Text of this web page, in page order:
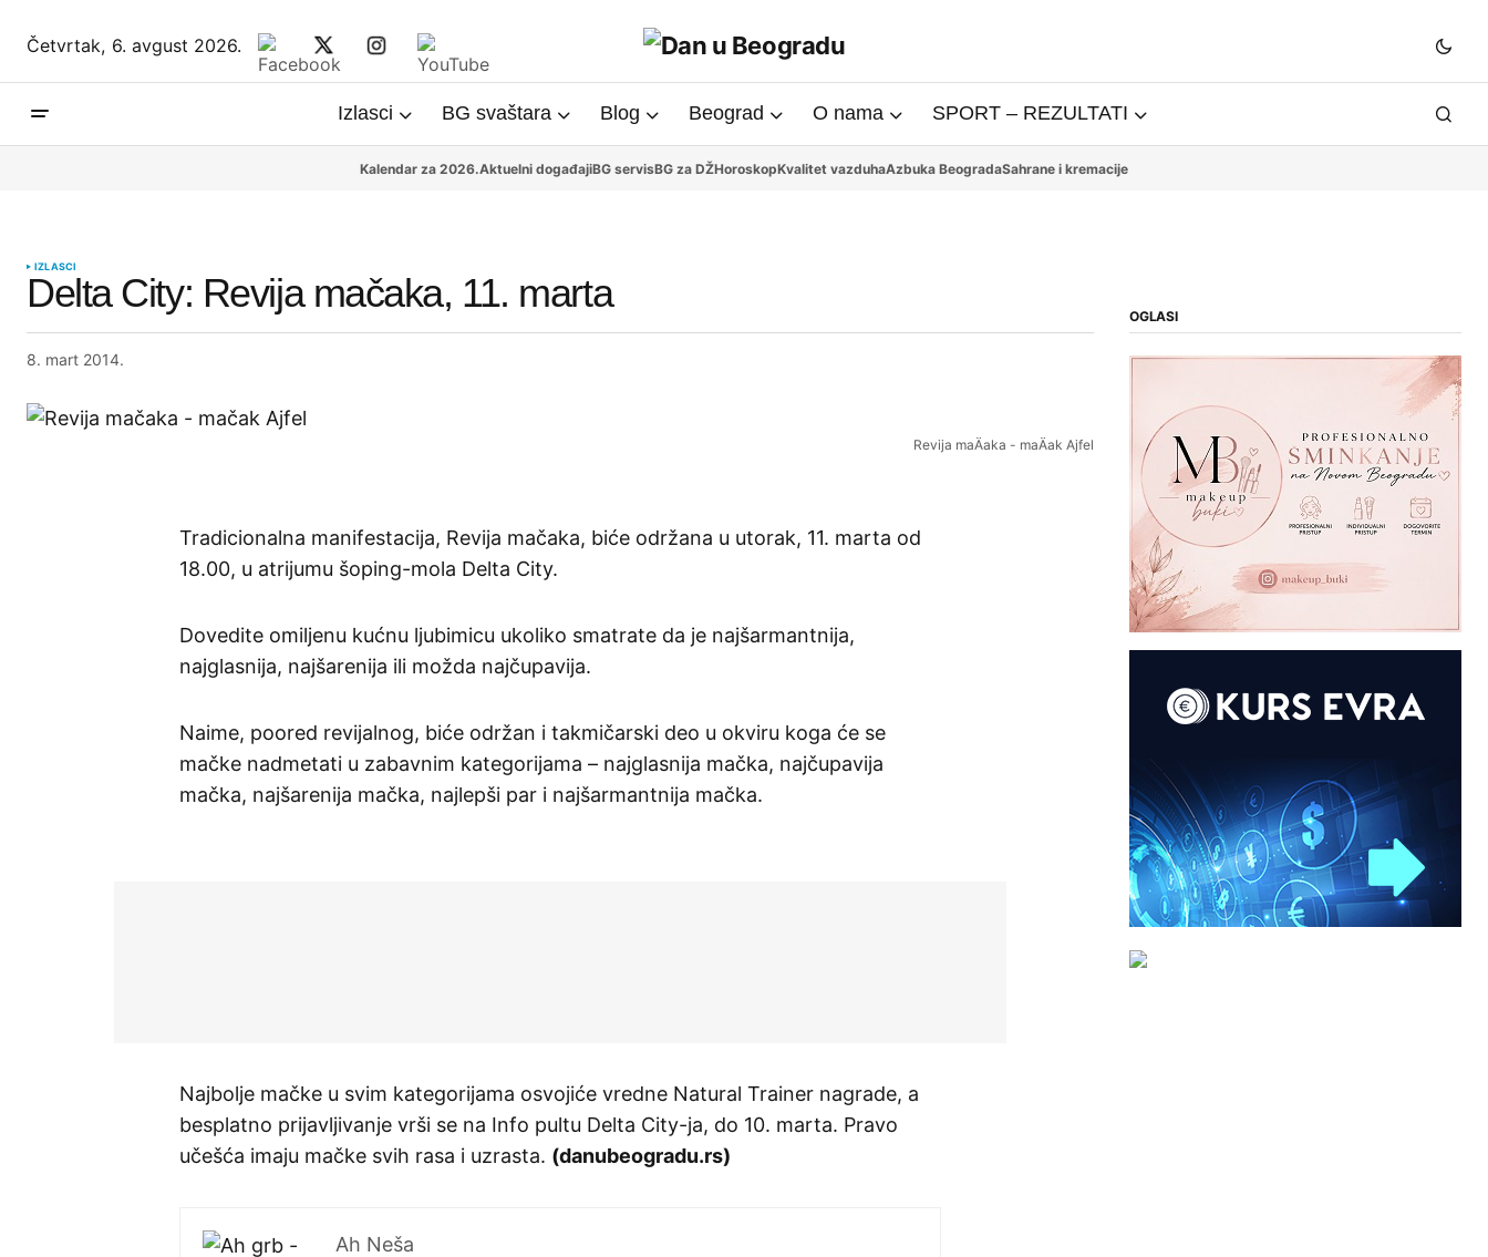
Četvrtak,6. avgust 2026.
Izlasci BG svaštara Blog Beograd O nama SPORT – REZULTATI
Kalendar za 2026.Aktuelni događajiBG servisBG za DŽHoroskopKvalitet vazduhaAzbuka BeogradaSahrane i kremacije
IZLASCI
Delta City: Revija mačaka, 11. marta
8. mart 2014.
Revija maÄaka - maÄak Ajfel
Tradicionalna manifestacija, Revija mačaka, biće održana u utorak, 11. marta od
18.00, u atrijumu šoping-mola Delta City.
Dovedite omiljenu kućnu ljubimicu ukoliko smatrate da je najšarmantnija,
najglasnija, najšarenija ili možda najčupavija.
Naime, poored revijalnog, biće održan i takmičarski deo u okviru koga će se
mačke nadmetati u zabavnim kategorijama – najglasnija mačka, najčupavija
mačka, najšarenija mačka, najlepši par i najšarmantnija mačka.
Najbolje mačke u svim kategorijama osvojiće vredne Natural Trainer nagrade, a
besplatno prijavljivanje vrši se na Info pultu Delta City-ja, do 10. marta. Pravo
učešća imaju mačke svih rasa i uzrasta. (danubeogradu.rs)
Ah Neša
OGLASI